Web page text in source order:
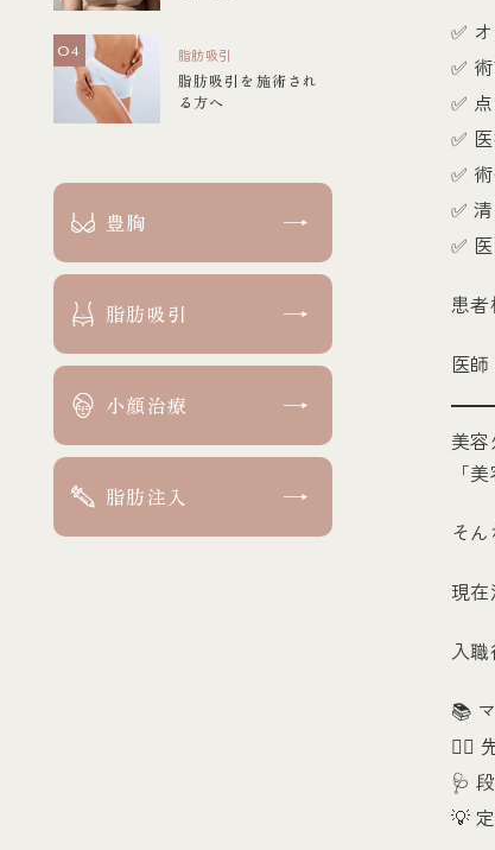
✅
✅
✅
✅
✅
✅
✅
患
医
美
「
そ
現
入職
📚
👩‍⚕️
🩺
💡
脂肪吸引
脂肪吸引を施術され
る方へ
豊胸
脂肪吸引
小顔治療
脂肪注入